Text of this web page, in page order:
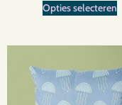
Opties selecteren